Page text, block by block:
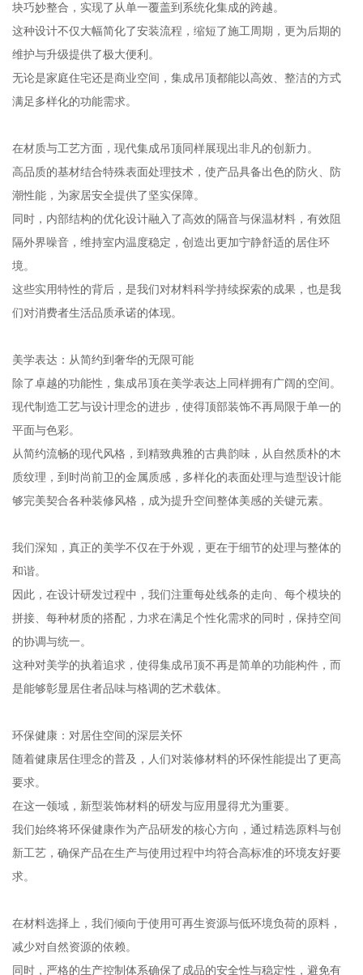
块巧妙整合，实现了从单一覆盖到系统化集成的跨越。
这种设计不仅大幅简化了安装流程，缩短了施工周期，更为后期的
维护与升级提供了极大便利。
无论是家庭住宅还是商业空间，集成吊顶都能以高效、整洁的方式
满足多样化的功能需求。
在材质与工艺方面，现代集成吊顶同样展现出非凡的创新力。
高品质的基材结合特殊表面处理技术，使产品具备出色的防火、防
潮性能，为家居安全提供了坚实保障。
同时，内部结构的优化设计融入了高效的隔音与保温材料，有效阻
隔外界噪音，维持室内温度稳定，创造出更加宁静舒适的居住环
境。
这些实用特性的背后，是我们对材料科学持续探索的成果，也是我
们对消费者生活品质承诺的体现。
美学表达：从简约到奢华的无限可能
除了卓越的功能性，集成吊顶在美学表达上同样拥有广阔的空间。
现代制造工艺与设计理念的进步，使得顶部装饰不再局限于单一的
平面与色彩。
从简约流畅的现代风格，到精致典雅的古典韵味，从自然质朴的木
质纹理，到时尚前卫的金属质感，多样化的表面处理与造型设计能
够完美契合各种装修风格，成为提升空间整体美感的关键元素。
我们深知，真正的美学不仅在于外观，更在于细节的处理与整体的
和谐。
因此，在设计研发过程中，我们注重每处线条的走向、每个模块的
拼接、每种材质的搭配，力求在满足个性化需求的同时，保持空间
的协调与统一。
这种对美学的执着追求，使得集成吊顶不再是简单的功能构件，而
是能够彰显居住者品味与格调的艺术载体。
环保健康：对居住空间的深层关怀
随着健康居住理念的普及，人们对装修材料的环保性能提出了更高
要求。
在这一领域，新型装饰材料的研发与应用显得尤为重要。
我们始终将环保健康作为产品研发的核心方向，通过精选原料与创
新工艺，确保产品在生产与使用过程中均符合高标准的环境友好要
求。
在材料选择上，我们倾向于使用可再生资源与低环境负荷的原料，
减少对自然资源的依赖。
同时，严格的生产控制体系确保了成品的安全性与稳定性，避免有